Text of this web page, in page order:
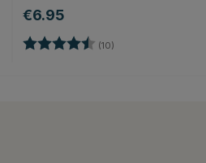
€6.95
Bewertung: (10)